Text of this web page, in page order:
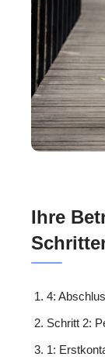
Ihre
4:
Schritt 2:
1: